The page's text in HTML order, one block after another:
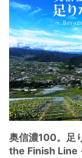
奥信濃100。足
the Finish Line